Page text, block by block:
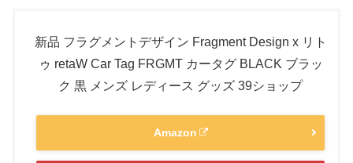
新品 フラグメントデザイン Fragment Design x リト
ゥ retaW Car Tag FRGMT カータグ BLACK ブラッ
ク 黒 メンズ レディース グッズ 39ショップ
Amazon